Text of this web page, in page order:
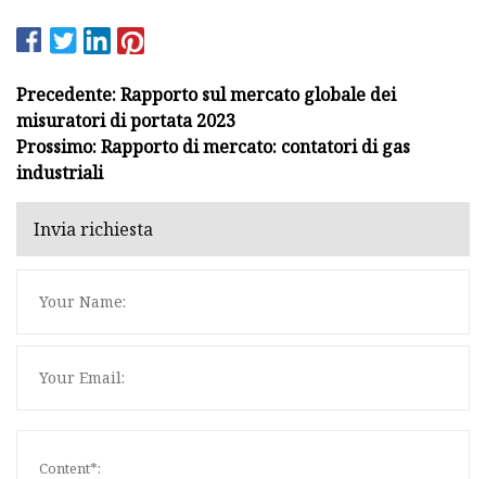
Precedente: Rapporto sul mercato globale dei
misuratori di portata 2023
Prossimo: Rapporto di mercato: contatori di gas
industriali
Invia richiesta